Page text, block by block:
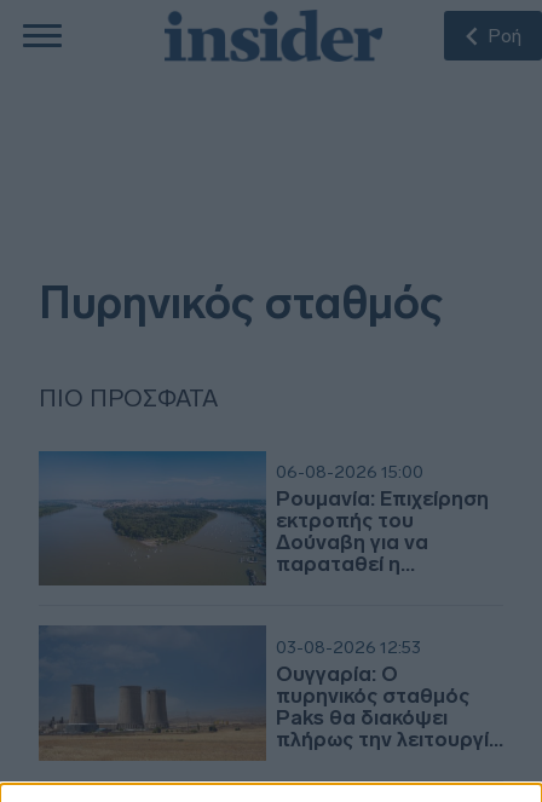
Ροή
Πυρηνικός σταθμός
ΠΙΟ ΠΡΌΣΦΑΤΑ
06-08-2026 15:00
Ρουμανία: Επιχείρηση
εκτροπής του
Δούναβη για να
παραταθεί η
03-08-2026 12:53
Ουγγαρία: Ο
πυρηνικός σταθμός
Paks θα διακόψει
πλήρως την λειτουργία
ημέρες